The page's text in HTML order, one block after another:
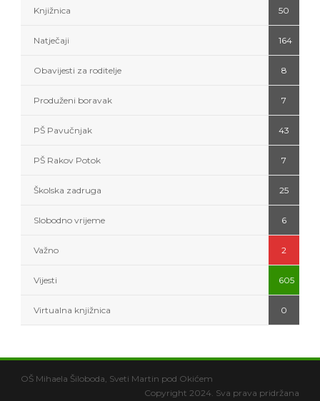
Knjižnica 50
Natječaji 164
Obavijesti za roditelje 8
Produženi boravak 7
PŠ Pavučnjak 43
PŠ Rakov Potok 7
Školska zadruga 25
Slobodno vrijeme 6
Važno 2
Vijesti 605
Virtualna knjižnica 0
OŠ Mihaela Šiloboda, Sveti Martin pod Okićem
Copyright 2024. Sva prava pridržana